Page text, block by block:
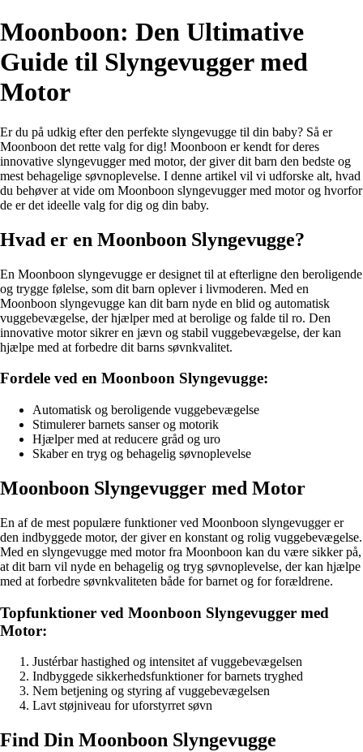
Moonboon: Den Ultimative
Guide til Slyngevugger med
Motor
Er du på udkig efter den perfekte slyngevugge til din baby? Så er
Moonboon det rette valg for dig! Moonboon er kendt for deres
innovative slyngevugger med motor, der giver dit barn den bedste og
mest behagelige søvnoplevelse. I denne artikel vil vi udforske alt, hvad
du behøver at vide om Moonboon slyngevugger med motor og hvorfor
de er det ideelle valg for dig og din baby.
Hvad er en Moonboon Slyngevugge?
En Moonboon slyngevugge er designet til at efterligne den beroligende
og trygge følelse, som dit barn oplever i livmoderen. Med en
Moonboon slyngevugge kan dit barn nyde en blid og automatisk
vuggebevægelse, der hjælper med at berolige og falde til ro. Den
innovative motor sikrer en jævn og stabil vuggebevægelse, der kan
hjælpe med at forbedre dit barns søvnkvalitet.
Fordele ved en Moonboon Slyngevugge:
Automatisk og beroligende vuggebevægelse
Stimulerer barnets sanser og motorik
Hjælper med at reducere gråd og uro
Skaber en tryg og behagelig søvnoplevelse
Moonboon Slyngevugger med Motor
En af de mest populære funktioner ved Moonboon slyngevugger er
den indbyggede motor, der giver en konstant og rolig vuggebevægelse.
Med en slyngevugge med motor fra Moonboon kan du være sikker på,
at dit barn vil nyde en behagelig og tryg søvnoplevelse, der kan hjælpe
med at forbedre søvnkvaliteten både for barnet og for forældrene.
Topfunktioner ved Moonboon Slyngevugger med
Motor:
Justérbar hastighed og intensitet af vuggebevægelsen
Indbyggede sikkerhedsfunktioner for barnets tryghed
Nem betjening og styring af vuggebevægelsen
Lavt støjniveau for uforstyrret søvn
Find Din Moonboon Slyngevugge